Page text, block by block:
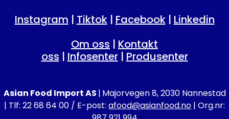
Instagram | Tiktok| Facebook| Linkedin
Om oss | Kontakt
oss | Infosenter| Produsenter
Asian Food Import AS | Majorvegen 8, 2030 Nannestad
| Tlf: 22 68 64 00 / E-post: afood@asianfood.no | Org.nr: